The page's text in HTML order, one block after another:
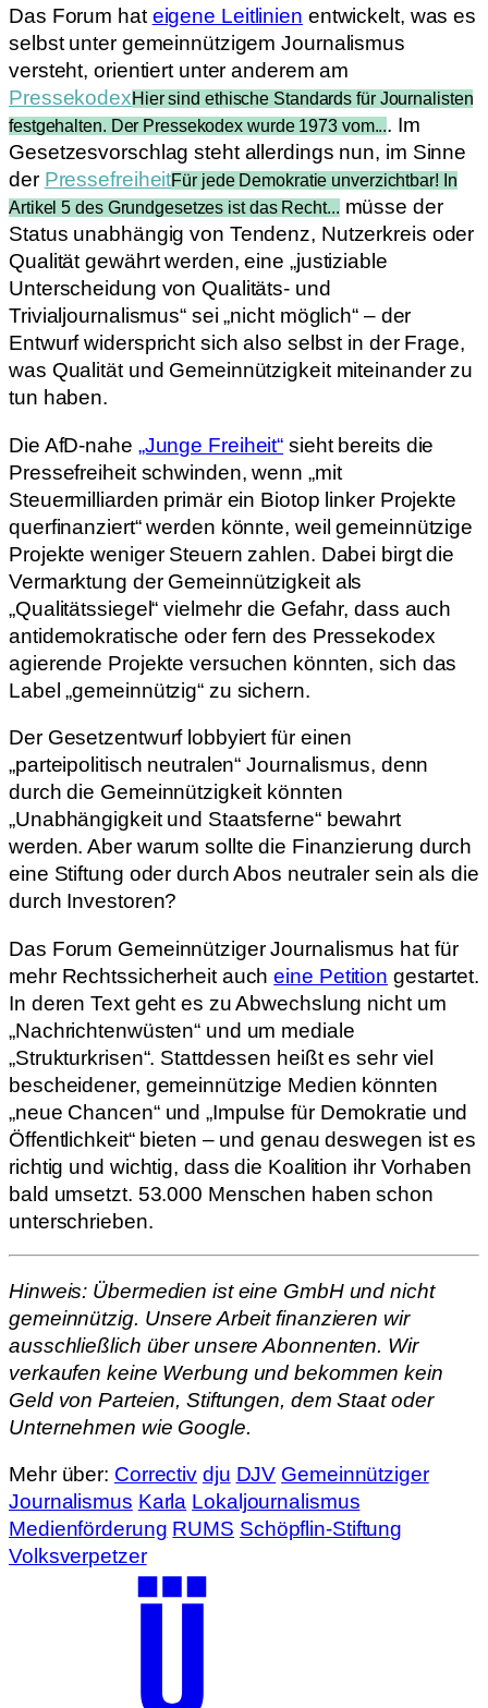
Das Forum hat eigene Leitlinien entwickelt, was es
selbst unter gemeinnützigem Journalismus
versteht, orientiert unter anderem am
PressekodexHier sind ethische Standards für Journalisten
festgehalten. Der Pressekodex wurde 1973 vom.... Im
Gesetzesvorschlag steht allerdings nun, im Sinne
der PressefreiheitFür jede Demokratie unverzichtbar! In
Artikel 5 des Grundgesetzes ist das Recht... müsse der
Status unabhängig von Tendenz, Nutzerkreis oder
Qualität gewährt werden, eine „justiziable
Unterscheidung von Qualitäts- und
Trivialjournalismus“ sei „nicht möglich“ – der
Entwurf widerspricht sich also selbst in der Frage,
was Qualität und Gemeinnützigkeit miteinander zu
tun haben.
Die AfD-nahe „Junge Freiheit“ sieht bereits die
Pressefreiheit schwinden, wenn „mit
Steuermilliarden primär ein Biotop linker Projekte
querfinanziert“ werden könnte, weil gemeinnützige
Projekte weniger Steuern zahlen. Dabei birgt die
Vermarktung der Gemeinnützigkeit als
„Qualitätssiegel“ vielmehr die Gefahr, dass auch
antidemokratische oder fern des Pressekodex
agierende Projekte versuchen könnten, sich das
Label „gemeinnützig“ zu sichern.
Der Gesetzentwurf lobbyiert für einen
„parteipolitisch neutralen“ Journalismus, denn
durch die Gemeinnützigkeit könnten
„Unabhängigkeit und Staatsferne“ bewahrt
werden. Aber warum sollte die Finanzierung durch
eine Stiftung oder durch Abos neutraler sein als die
durch Investoren?
Das Forum Gemeinnütziger Journalismus hat für
mehr Rechtssicherheit aucheine Petition gestartet.
In deren Text geht es zu Abwechslung nicht um
„Nachrichtenwüsten“ und um mediale
„Strukturkrisen“. Stattdessen heißt es sehr viel
bescheidener, gemeinnützige Medien könnten
„neue Chancen“ und „Impulse für Demokratie und
Öffentlichkeit“ bieten – und genau deswegen ist es
richtig und wichtig, dass die Koalition ihr Vorhaben
bald umsetzt. 53.000 Menschen haben schon
unterschrieben.
Hinweis: Übermedien ist eine GmbH und nicht
gemeinnützig. Unsere Arbeit finanzieren wir
ausschließlich über unsere Abonnenten. Wir
verkaufen keine Werbung und bekommen kein
Geld von Parteien, Stiftungen, dem Staat oder
Unternehmen wie Google.
Mehr über: Correctiv dju DJV Gemeinnütziger
Journalismus Karla Lokaljournalismus
Medienförderung RUMS Schöpflin-Stiftung
Volksverpetzer